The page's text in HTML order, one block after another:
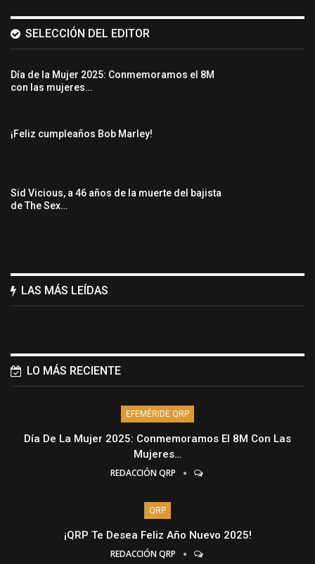
SELECCIÓN DEL EDITOR
Día de la Mujer 2025: Conmemoramos el 8M
con las mujeres…
¡Feliz cumpleaños Bob Marley!
Sid Vicious, a 46 años de la muerte del bajista
de The Sex…
LAS MÁS LEÍDAS
LO MÁS RECIENTE
EFEMÉRIDE QRP
Día De La Mujer 2025: Conmemoramos El 8M Con Las
Mujeres…
REDACCIÓN QRP
QRP
¡QRP Te Desea Feliz Año Nuevo 2025!
REDACCIÓN QRP